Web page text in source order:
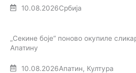
10.08.2026Србија
„Секине боје“ поново окупиле
Апатину
10.08.2026Апатин, Култура